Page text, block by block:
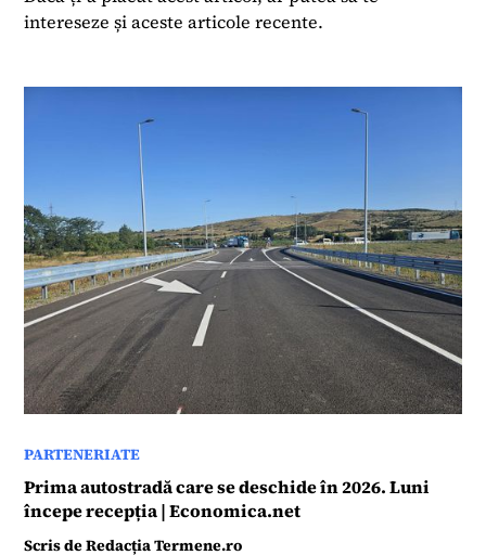
intereseze și aceste articole recente.
PARTENERIATE
Prima autostradă care se deschide în 2026. Luni
începe recepția | Economica.net
Scris deRedacția Termene.ro